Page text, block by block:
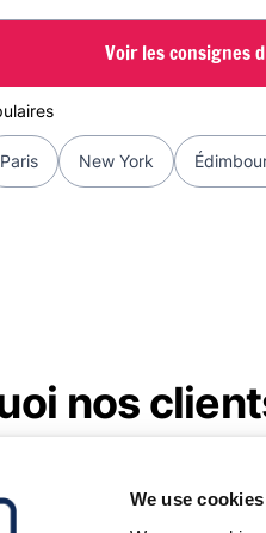
We use cookies
Voir les consignes
Paris New York
nos